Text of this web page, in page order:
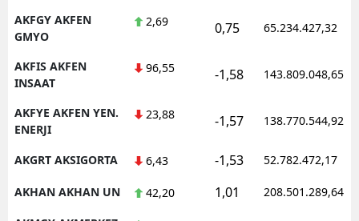
AKFGY AKFEN
GMYO
2,69 0,75 65.234.427,32
AKFIS AKFEN
INSAAT
96,55 -1,58 143.809.048,65
AKFYE AKFEN YEN.
ENERJI
23,88 -1,57 138.770.544,92
AKGRT AKSIGORTA 6,43 -1,53 52.782.472,17
AKHAN AKHAN UN 42,20 1,01 208.501.289,64